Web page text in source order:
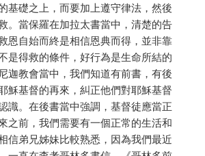
基礎之上，而要加上遵守律法，然後
。當保羅在加拉太書當中，清楚的告
恩自始而終是相信恩典而得，並非靠
是得救的條件，好行為是生命所結的
迦教會當中，我們知道有前書，有後
穌基督的再來，糾正他們對耶穌基督
識。在後書當中強調，基督徒應當正
之前，我們需要有一個正常的生活和
信弟兄姊妹比較熟悉，因為我們最近